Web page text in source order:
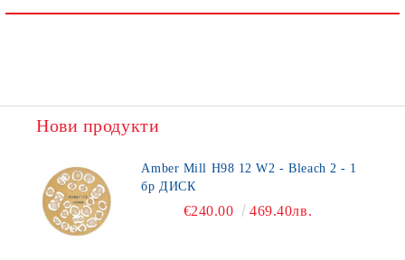
Нови продукти
Amber Mill H98 12 W2 - Bleach 2 - 1
бр ДИСК
€240.00 469.40лв.